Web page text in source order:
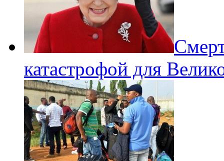
катастрофой для